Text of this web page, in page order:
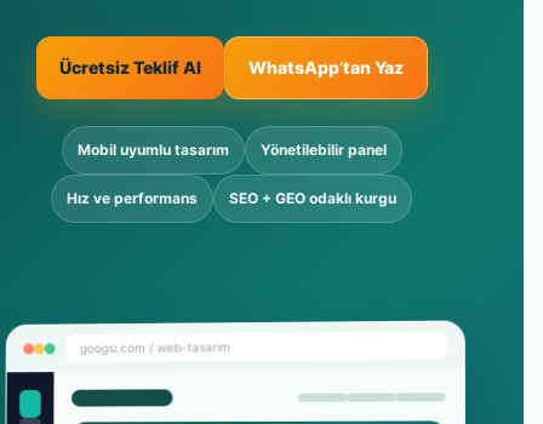
Ücretsiz Teklif Al WhatsApp’tan Yaz
Mobil uyumlu tasarım Yönetilebilir panel
Hız ve performans SEO + GEO odaklı kurgu
googsi.com / web-tasarim